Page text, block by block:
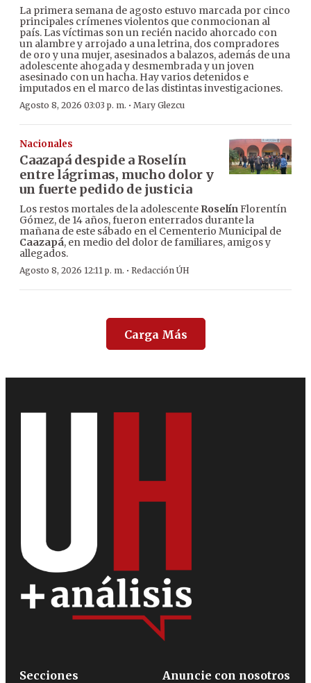
La primera semana de agosto estuvo marcada por cinco
principales crímenes violentos que conmocionan al
país. Las víctimas son un recién nacido ahorcado con
un alambre y arrojado a una letrina, dos compradores
de oro y una mujer, asesinados a balazos, además de una
adolescente ahogada y desmembrada y un joven
asesinado con un hacha. Hay varios detenidos e
imputados en el marco de las distintas investigaciones.
Agosto 8, 2026 03:03 p. m. · Mary Glezcu
Nacionales
Caazapá despide a Roselín
entre lágrimas, mucho dolor y
un fuerte pedido de justicia
Los restos mortales de la adolescente RoselínFlorentín
Gómez, de 14 años, fueron enterrados durante la
mañana de este sábado en el Cementerio Municipal de
Caazapá, en medio del dolor de familiares, amigos y
allegados.
Agosto 8, 2026 12:11 p. m. · Redacción ÚH
Carga Más
Secciones
Anuncie con nosotros